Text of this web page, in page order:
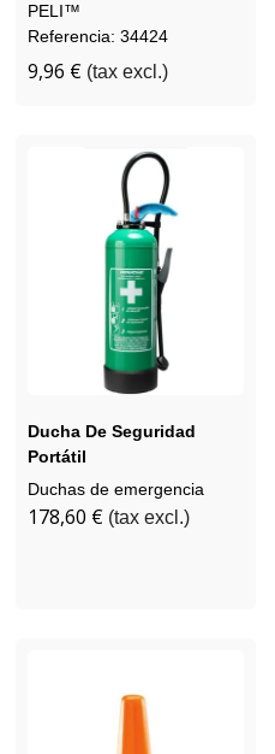
PELI™
Referencia: 34424
9,96 € (tax excl.)
Ducha De Seguridad
Portátil
Duchas de emergencia
178,60 € (tax excl.)